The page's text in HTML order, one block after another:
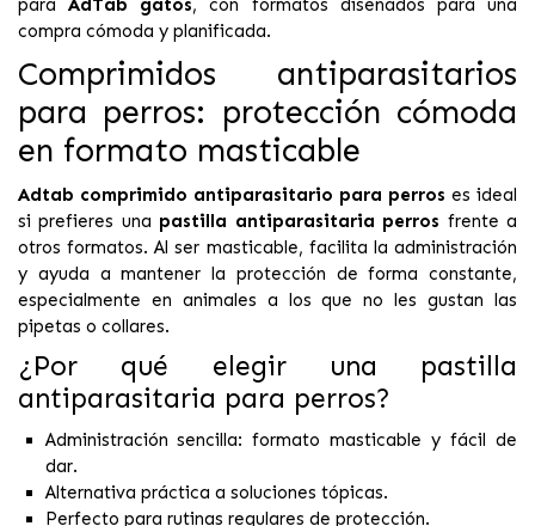
paraAdTab gatos, con formatos diseñados para una
compra cómoda y planificada.
Comprimidos antiparasitarios
para perros: protección cómoda
en formato masticable
Adtab comprimido antiparasitario para perros es ideal
si prefieres una pastilla antiparasitaria perros frente a
otros formatos. Al ser masticable, facilita la administración
y ayuda a mantener la protección de forma constante,
especialmente en animales a los que no les gustan las
pipetas o collares.
¿Por qué elegir una pastilla
antiparasitaria para perros?
Administración sencilla: formato masticable y fácil de
dar.
Alternativa práctica a soluciones tópicas.
Perfecto para rutinas regulares de protección.